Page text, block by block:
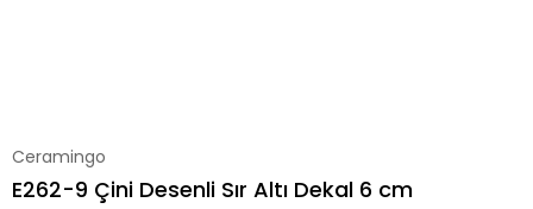
Ceramingo
E262-9 Çini Desenli Sır Altı Dekal 6 cm